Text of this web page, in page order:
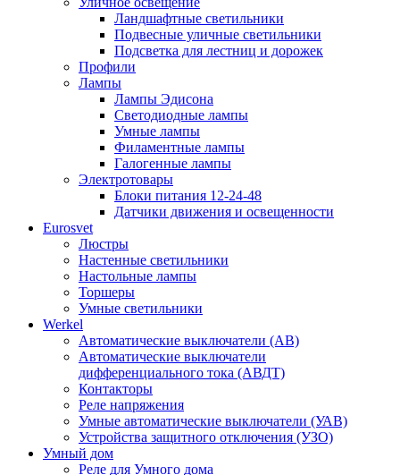
Ландшафтные светильники
Подвесные уличные светильники
Подсветка для лестниц и дорожек
Профили
Лампы
Лампы Эдисона
Светодиодные лампы
Умные лампы
Филаментные лампы
Галогенные лампы
Электротовары
Блоки питания 12-24-48
Датчики движения и освещенности
Eurosvet
Люстры
Настенные светильники
Настольные лампы
Торшеры
Умные светильники
Werkel
Автоматические выключатели (АВ)
Автоматические выключатели
дифференциального тока (АВДТ)
Контакторы
Реле напряжения
Умные автоматические выключатели (УАВ)
Устройства защитного отключения (УЗО)
Умный дом
Реле для Умного дома